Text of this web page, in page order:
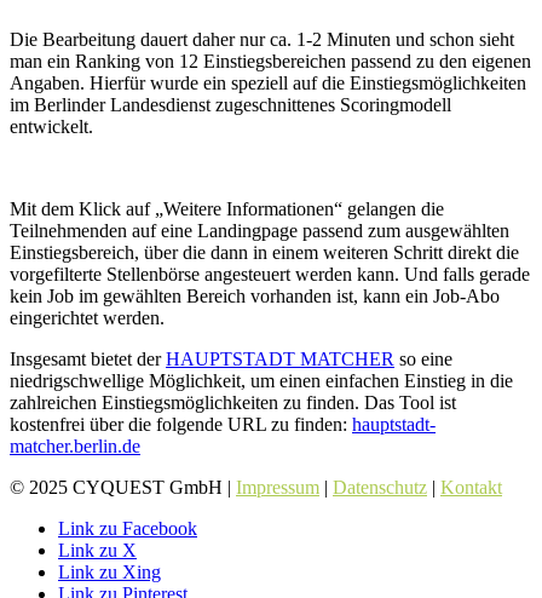
Die Bearbeitung dauert daher nur ca. 1-2 Minuten und schon sieht
man ein Ranking von 12 Einstiegsbereichen passend zu den eigenen
Angaben. Hierfür wurde ein speziell auf die Einstiegsmöglichkeiten
im Berlinder Landesdienst zugeschnittenes Scoringmodell
entwickelt.
Mit dem Klick auf „Weitere Informationen“ gelangen die
Teilnehmenden auf eine Landingpage passend zum ausgewählten
Einstiegsbereich, über die dann in einem weiteren Schritt direkt die
vorgefilterte Stellenbörse angesteuert werden kann. Und falls gerade
kein Job im gewählten Bereich vorhanden ist, kann ein Job-Abo
eingerichtet werden.
Insgesamt bietet derHAUPTSTADT MATCHER so eine
niedrigschwellige Möglichkeit, um einen einfachen Einstieg in die
zahlreichen Einstiegsmöglichkeiten zu finden. Das Tool ist
kostenfrei über die folgende URL zu finden: hauptstadt-
matcher.berlin.de
© 2025 CYQUEST GmbH | Impressum | Datenschutz | Kontakt
Link zu Facebook
Link zu X
Link zu Xing